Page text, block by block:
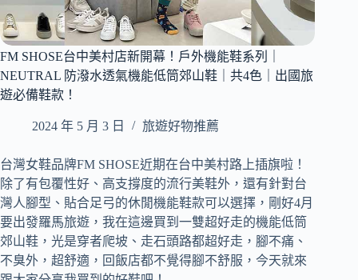
潑
水
Tech
Kit
3C
收
包
(小)
｜
歐
洲
旅
遊
必
FM SHOSE台中美村店新開幕！戶外機能鞋系列｜
NEUTRAL 防潑水透氣機能低筒郊山鞋｜共4色｜出國旅
遊必備鞋款！
2024 年 5 月 3 日 旅遊好物推薦
台灣女鞋品牌FM SHOSE近期在台中美村路上插旗啦！
除了有包覆性好、高支撐度的流行美鞋外，還有針對台
灣人腳型、貼合足弓的休閒機能鞋款可以選擇，剛好4月
要出發羅馬旅遊，我在這邊買到一雙超好走的機能低筒
郊山鞋，光是穿者爬坡、走石頭路都超好走，腳不痛、
不臭外，超舒適，回飯店都不覺得腳不舒服，今天就來